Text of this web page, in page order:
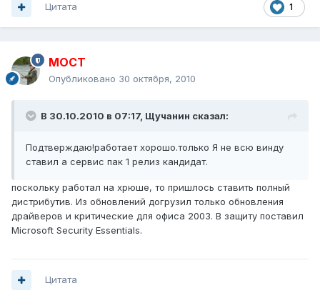
1
Цитата
MOCT
Опубликовано 30 октября, 2010
В 30.10.2010 в 07:17, Щучанин сказал:
Подтверждаю!работает хорошо.только Я не всю винду
ставил а сервис пак 1 релиз кандидат.
поскольку работал на хрюше, то пришлось ставить полный
дистрибутив. Из обновлений догрузил только обновления
драйверов и критические для офиса 2003. В защиту поставил
Microsoft Security Essentials.
Цитата